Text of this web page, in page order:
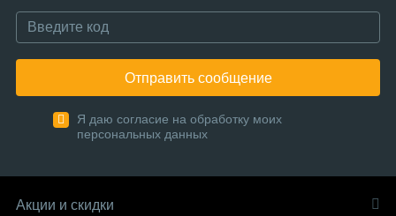
Отправить сообщение
Я даю согласие на обработку моих
персональных данных
Акции и скидки